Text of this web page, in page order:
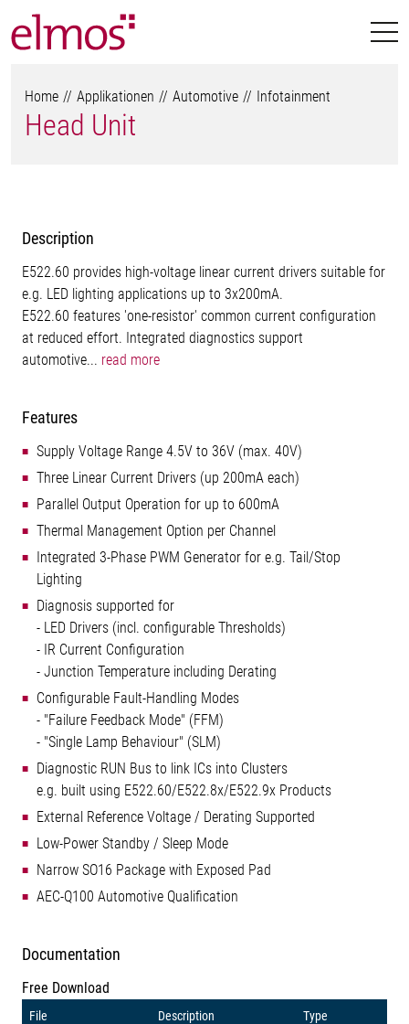
Home Applikationen Automotive Infotainment
Head Unit
Description
E522.60 provides high-voltage linear current drivers suitable for
e.g. LED lighting applications up to 3x200mA.
E522.60 features 'one-resistor' common current configuration
at reduced effort. Integrated diagnostics support
automotive... read more
Features
Supply Voltage Range 4.5V to 36V (max. 40V)
Three Linear Current Drivers (up 200mA each)
Parallel Output Operation for up to 600mA
Thermal Management Option per Channel
Integrated 3-Phase PWM Generator for e.g. Tail/Stop
Lighting
Diagnosis supported for
- LED Drivers (incl. configurable Thresholds)
- IR Current Configuration
- Junction Temperature including Derating
Configurable Fault-Handling Modes
- "Failure Feedback Mode" (FFM)
- "Single Lamp Behaviour" (SLM)
Diagnostic RUN Bus to link ICs into Clusters
e.g. built using E522.60/E522.8x/E522.9x Products
External Reference Voltage / Derating Supported
Low-Power Standby / Sleep Mode
Narrow SO16 Package with Exposed Pad
AEC-Q100 Automotive Qualification
Documentation
Free Download
File Description Type